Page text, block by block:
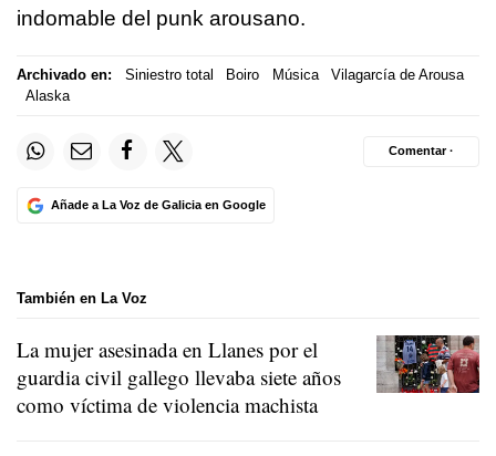
indomable del punk arousano.
Archivado en: Siniestro total Boiro Música
Vilagarcía de Arousa
Alaska
Añade a La Voz de Galicia en Google
Comentar ·
También en La Voz
La mujer asesinada en Llanes por el
guardia civil gallego llevaba siete años
como víctima de violencia machista